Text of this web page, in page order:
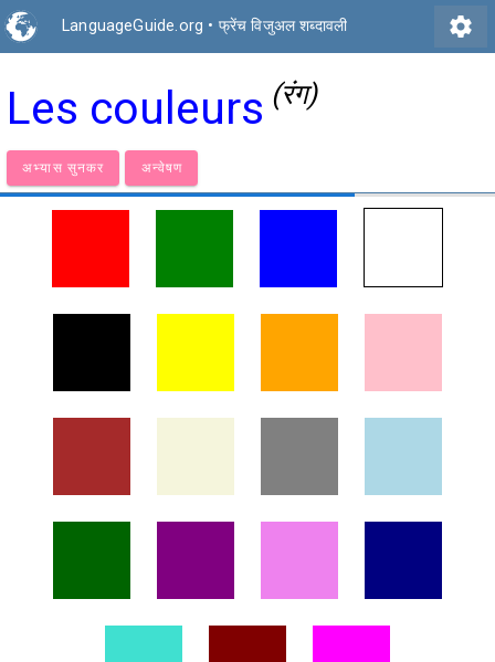
LanguageGuide.org • फ्रेंच विजुअल शब्दावली settings
Les couleurs (रंग)
अभ्यास सुनकर अन्वेषण